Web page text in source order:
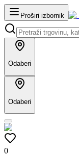
Proširi izbornik
Odaberi
Odaberi
0